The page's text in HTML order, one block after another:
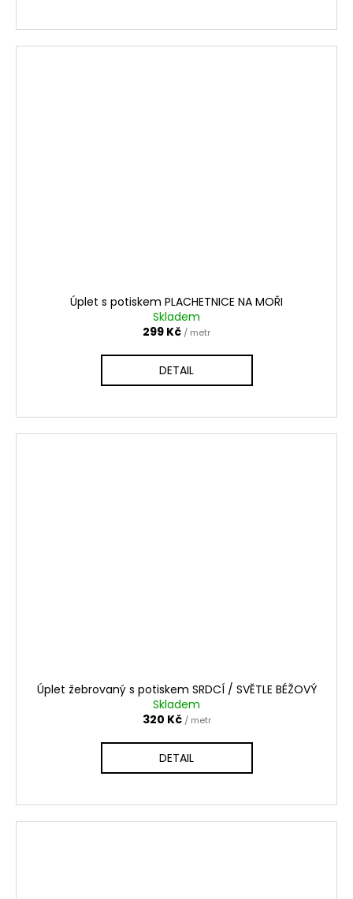
Úplet s potiskem PLACHETNICE NA MOŘI
Skladem
299 Kč / metr
DETAIL
Úplet žebrovaný s potiskem SRDCÍ / SVĚTLE BÉŽOVÝ
Skladem
320 Kč / metr
DETAIL